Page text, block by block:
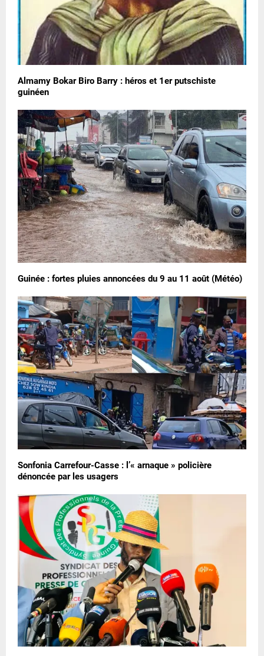
Almamy Bokar Biro Barry : héros et 1er putschiste
guinéen
Guinée : fortes pluies annoncées du 9 au 11 août (Météo)
Sonfonia Carrefour-Casse : l’« arnaque » policière
dénoncée par les usagers